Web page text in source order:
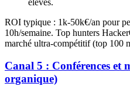
ROI typique : 1k-50k€/an pour
10h/semaine. Top hunters
marché ultra-compétitif (top 100
Canal 5 : Conférences et
organique)